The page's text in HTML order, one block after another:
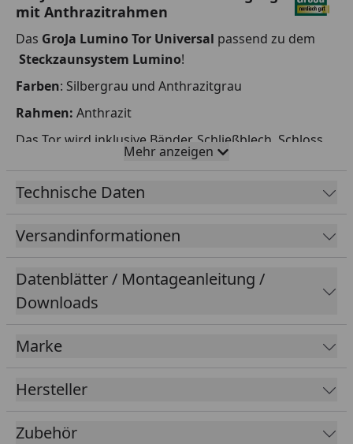
mit Anthrazitrahmen
Das GroJa Lumino Tor Universal passend zu dem
Steckzaunsystem Lumino!
Farben: Silbergrau und Anthrazitgrau
Rahmen: Anthrazit
Das Tor wird inklusive Bänder, Schließblech, Schloss
und Griff geliefert. Ohne Pfosten (diese finden Sie im
Das Tor ist ein Universal-Tor, es kann DIN links und
rechts befestigt werden.
Zur Befestigung im Boden sind die GroJa Lumino
Steckzaun Pfosten optimal.
Mehr anzeigen
Technische Daten
Versandinformationen
Datenblätter / Montageanleitung /
Downloads
Marke
Hersteller
Zubehör